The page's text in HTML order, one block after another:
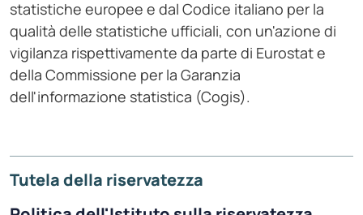
statistiche europee e dal Codice italiano per la
qualità delle statistiche ufficiali, con un'azione di
vigilanza rispettivamente da parte di Eurostat e
della Commissione per la Garanzia
dell'informazione statistica (Cogis).
Tutela della riservatezza